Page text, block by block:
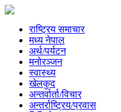
राष्ट्रिय समाचार
मध्य नेपाल
अर्थ/पर्यटन
मनोरञ्जन
स्वास्थ्य
खेलकुद
अन्तर्वार्ता/विचार
अन्तर्राष्ट्रिय/प्रवास